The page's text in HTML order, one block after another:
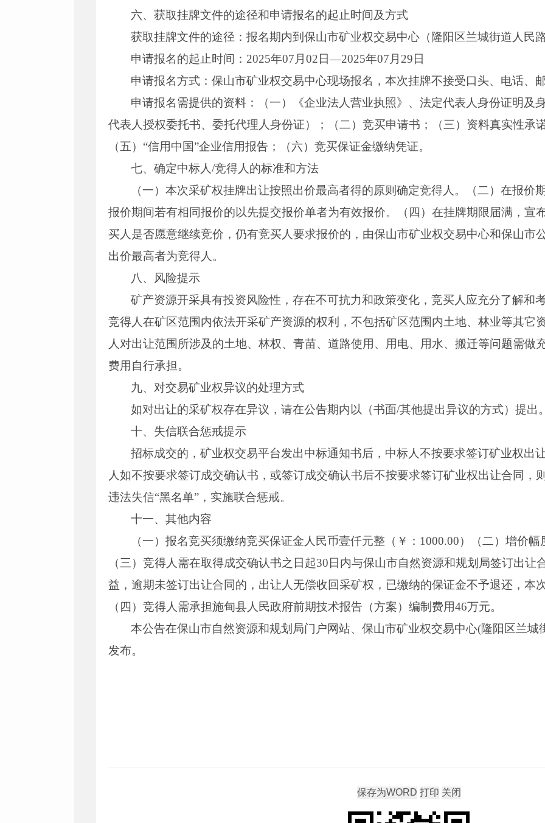
六、获取挂牌文件的途径和申请报名的起止时间及方式
获取挂牌文件的途径：报名期内到保山市矿业权交易中心（隆阳区兰城街道人民
申请报名的起止时间：2025年07月02日—2025年07月29日
申请报名方式：保山市矿业权交易中心现场报名，本次挂牌不接受口头、电话、
申请报名需提供的资料：（一）《企业法人营业执照》、法定代表人身份证明及
代表人授权委托书、委托代理人身份证）；（二）竞买申请书；（三）资料真实性承
（五）“信用中国”企业信用报告；（六）竞买保证金缴纳凭证。
七、确定中标人/竞得人的标准和方法
（一）本次采矿权挂牌出让按照出价最高者得的原则确定竞得人。（二）在报价
报价期间若有相同报价的以先提交报价单者为有效报价。（四）在挂牌期限届满，宣
买人是否愿意继续竞价，仍有竞买人要求报价的，由保山市矿业权交易中心和保山市
出价最高者为竞得人。
八、风险提示
矿产资源开采具有投资风险性，存在不可抗力和政策变化，竞买人应充分了解和
竞得人在矿区范围内依法开采矿产资源的权利，不包括矿区范围内土地、林业等其它
人对出让范围所涉及的土地、林权、青苗、道路使用、用电、用水、搬迁等问题需做
费用自行承担。
九、对交易矿业权异议的处理方式
如对出让的采矿权存在异议，请在公告期内以（书面/其他提出异议的方式）提出
十、失信联合惩戒提示
招标成交的，矿业权交易平台发出中标通知书后，中标人不按要求签订矿业权出
人如不按要求签订成交确认书，或签订成交确认书后不按要求签订矿业权出让合同，
违法失信“黑名单”，实施联合惩戒。
十一、其他内容
（一）报名竞买须缴纳竞买保证金人民币壹仟元整（￥：1000.00）（二）增价
（三）竞得人需在取得成交确认书之日起30日内与保山市自然资源和规划局签订出让
益，逾期未签订出让合同的，出让人无偿收回采矿权，已缴纳的保证金不予退还，本
（四）竞得人需承担施甸县人民政府前期技术报告（方案）编制费用46万元。
本公告在保山市自然资源和规划局门户网站、保山市矿业权交易中心(隆阳区兰城
发布。